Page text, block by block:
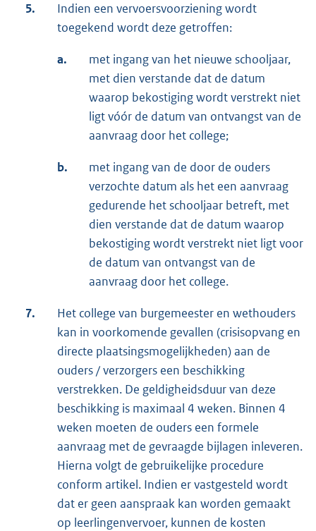
5.
Indien een vervoersvoorziening wordt
toegekend wordt deze getroffen:
a.
met ingang van het nieuwe schooljaar,
met dien verstande dat de datum
waarop bekostiging wordt verstrekt niet
ligt vóór de datum van ontvangst van de
aanvraag door het college;
b.
met ingang van de door de ouders
verzochte datum als het een aanvraag
gedurende het schooljaar betreft, met
dien verstande dat de datum waarop
bekostiging wordt verstrekt niet ligt voor
de datum van ontvangst van de
aanvraag door het college.
7.
Het college van burgemeester en wethouders
kan in voorkomende gevallen (crisisopvang en
directe plaatsingsmogelijkheden) aan de
ouders / verzorgers een beschikking
verstrekken. De geldigheidsduur van deze
beschikking is maximaal 4 weken. Binnen 4
weken moeten de ouders een formele
aanvraag met de gevraagde bijlagen inleveren.
Hierna volgt de gebruikelijke procedure
conform artikel. Indien er vastgesteld wordt
dat er geen aanspraak kan worden gemaakt
op leerlingenvervoer, kunnen de kosten